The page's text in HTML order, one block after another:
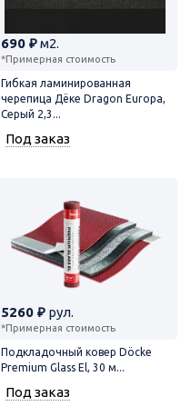
690 ₽м2.
*Примерная стоимость
Гибкая ламинированная
черепица Дёке Dragon Europa,
Серый 2,3...
Под заказ
5260 ₽ рул.
*Примерная стоимость
Подкладочный ковер Döcke
Premium Glass El, 30 м...
Под заказ